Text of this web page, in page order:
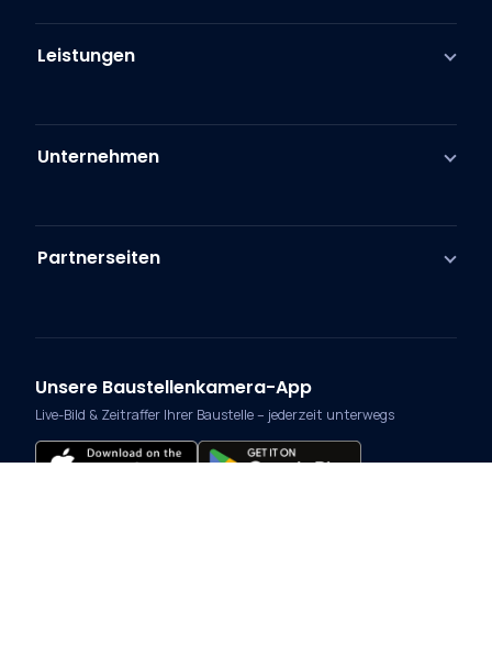
Leistungen
Unternehmen
Partnerseiten
Unsere Baustellenkamera-App
Live-Bild & Zeitraffer Ihrer Baustelle – jederzeit unterwegs